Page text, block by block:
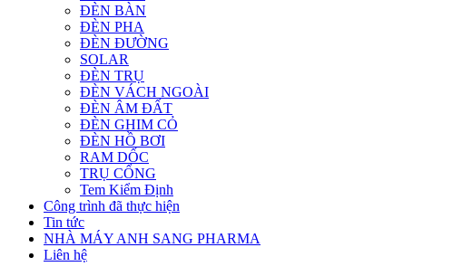
ĐÈN BÀN
ĐÈN PHA
ĐÈN ĐƯỜNG
SOLAR
ĐÈN TRỤ
ĐÈN VÁCH NGOÀI
ĐÈN ÂM ĐẤT
ĐÈN GHIM CỎ
ĐÈN HỒ BƠI
RAM DỐC
TRỤ CỔNG
Tem Kiểm Định
Công trình đã thực hiện
Tin tức
NHÀ MÁY ANH SANG PHARMA
Liên hệ